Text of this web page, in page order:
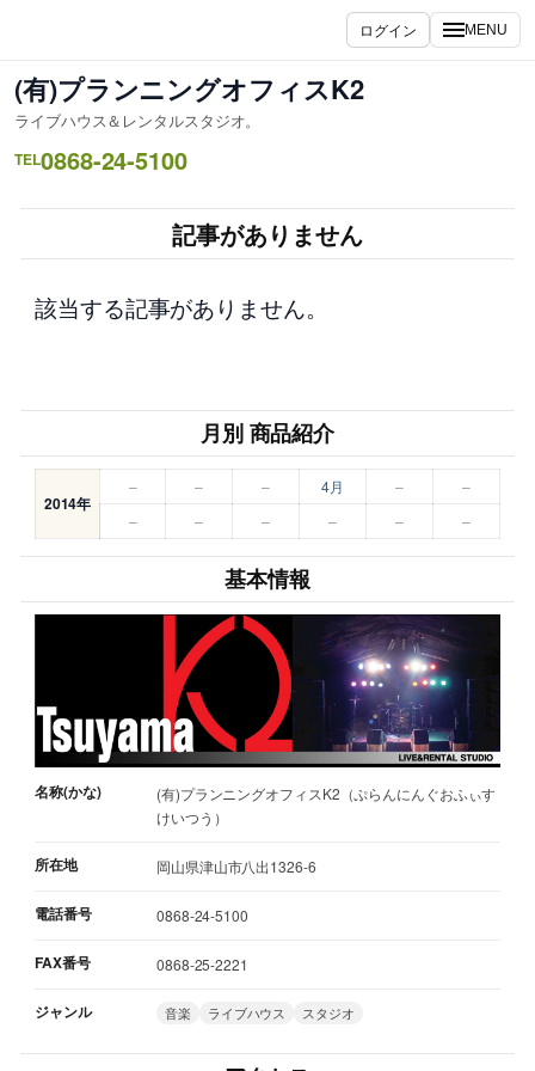
を
ス
キ
ッ
ログイン MENU
(有)プランニングオフィスK2
ライブハウス＆レンタルスタジオ。
TEL0868-24-5100
記事がありません
該当する記事がありません。
月別 商品紹介
2014年
– – – 4月 –
–
–
– – – – –
基本情報
名称(かな)
(有)プランニングオフィスK2（ぷらんにんぐおふぃす
けいつう）
所在地 岡山県津山市八出1326-6
電話番号 0868-24-5100
FAX番号 0868-25-2221
ジャンル 音楽 ライブハウス スタジオ